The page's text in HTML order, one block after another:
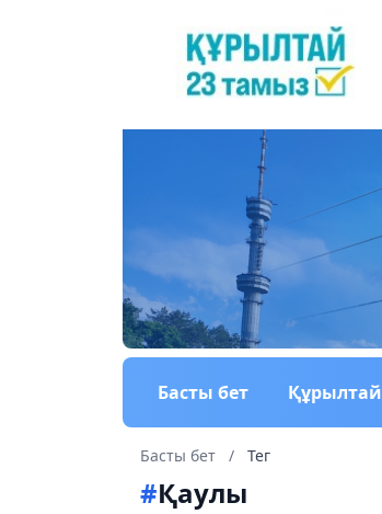
Басты бет Құрылтай
Басты бет / Тег
#Қаулы